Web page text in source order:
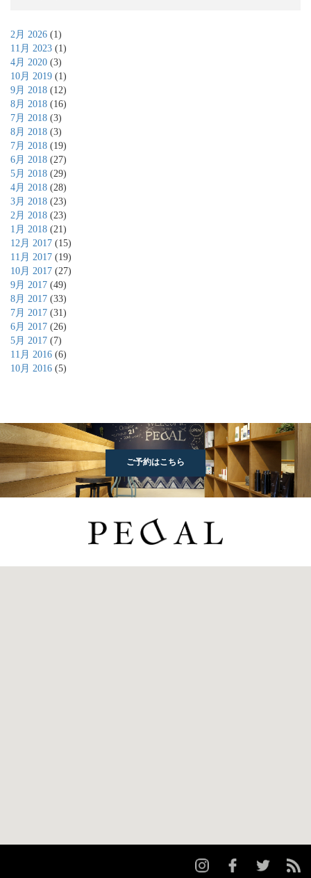
2月 2026 (1)
11月 2023 (1)
4月 2020 (3)
10月 2019 (1)
9月 2018 (12)
8月 2018 (16)
7月 2018 (3)
8月 2018 (3)
7月 2018 (19)
6月 2018 (27)
5月 2018 (29)
4月 2018 (28)
3月 2018 (23)
2月 2018 (23)
1月 2018 (21)
12月 2017 (15)
11月 2017 (19)
10月 2017 (27)
9月 2017 (49)
8月 2017 (33)
7月 2017 (31)
6月 2017 (26)
5月 2017 (7)
11月 2016 (6)
10月 2016 (5)
ご予約はこちら